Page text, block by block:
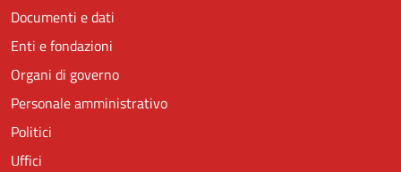
Documenti e dati
Enti e fondazioni
Organi di governo
Personale amministrativo
Politici
Uffici